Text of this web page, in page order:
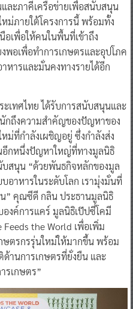
ละภาคีเครือข่ายเพื่อสนับสนุน
ม่ภายใต้โครงการนี้ พร้อมทั้ง
เพื่อให้คนในพื้นที่เข้าถึง
พอเพื่อทำการเกษตรและอุปโภค
ารและมั่นคงทางรายได้อีก
ะเทศไทย ได้รับการสนับสนุนและ
กถึงความสำคัญของปัญหาของ
ม่ที่กำลังเผชิญอยู่ ซึ่งกำลังส่ง
อีกหนึ่งปัญหาใหญ่ที่ทางมูลนิธิ
บสนุน “ด้วยพันธกิจหลักของมูล
อาหารในระดับโลก เรามุ่งมั่นที่
” คุณซีดี กลิน ประธานมูลนิธิ
งค์การแคร์ มูลนิธิเป๊ปซี่โคมี
the World เพื่อเพิ่ม
ตรกรรุ่นใหม่ให้มากขึ้น พร้อม
านการเกษตรที่ยั่งยืน และ
รเกษตร”